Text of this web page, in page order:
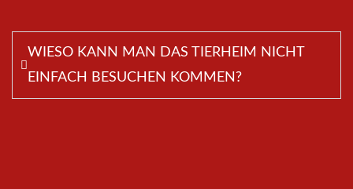
WIESO KANN MAN DAS TIERHEIM NICHT
EINFACH BESUCHEN KOMMEN?